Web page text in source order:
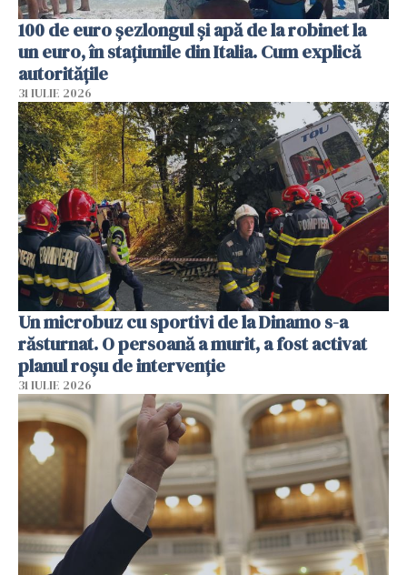
100 de euro șezlongul și apă de la robinet la
un euro, în stațiunile din Italia. Cum explică
autoritățile
31 IULIE 2026
Un microbuz cu sportivi de la Dinamo s-a
răsturnat. O persoană a murit, a fost activat
planul roșu de intervenție
31 IULIE 2026